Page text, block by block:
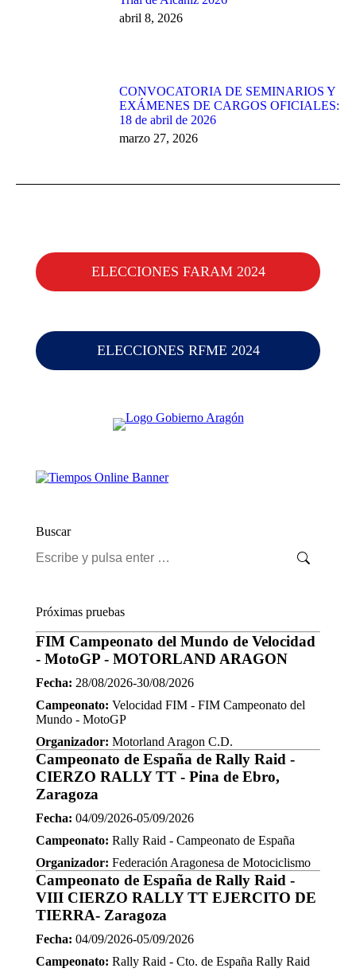
abril 8, 2026
CONVOCATORIA DE SEMINARIOS Y
EXÁMENES DE CARGOS OFICIALES:
18 de abril de 2026
marzo 27, 2026
ELECCIONES FARAM 2024
ELECCIONES RFME 2024
Buscar
Buscar:
Próximas pruebas
FIM Campeonato del Mundo de Velocidad
- MotoGP - MOTORLAND ARAGON
Fecha: 28/08/2026-30/08/2026
Campeonato: Velocidad FIM - FIM Campeonato del
Mundo - MotoGP
Organizador: Motorland Aragon C.D.
Campeonato de España de Rally Raid -
CIERZO RALLY TT - Pina de Ebro,
Zaragoza
Fecha: 04/09/2026-05/09/2026
Campeonato: Rally Raid - Campeonato de España
Organizador: Federación Aragonesa de Motociclismo
Campeonato de España de Rally Raid -
VIII CIERZO RALLY TT EJERCITO DE
TIERRA- Zaragoza
Fecha: 04/09/2026-05/09/2026
Campeonato: Rally Raid - Cto. de España Rally Raid